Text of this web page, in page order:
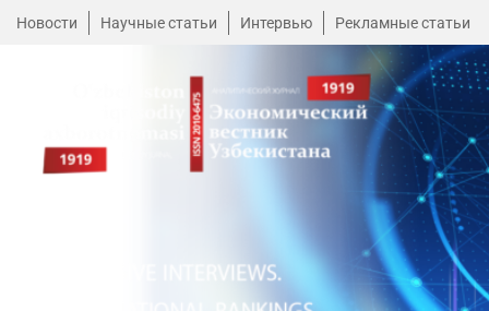
Новости Научные статьи Интервью Рекламные статьи